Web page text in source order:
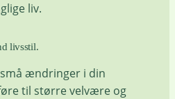
liv.
livsstil.
ændringer i din
til større velvære og